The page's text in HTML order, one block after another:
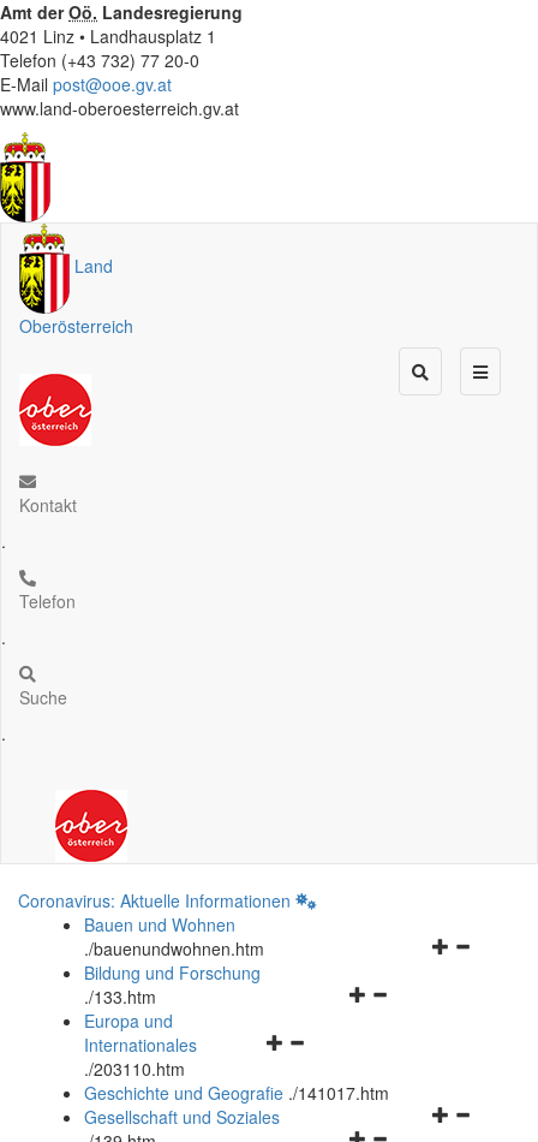
Amt derOö. Landesregierung
4021 Linz • Landhausplatz 1
Telefon (+43 732) 77 20-0
E-Mail post@ooe.gv.at
www.land-oberoesterreich.gv.at
Land
Oberösterreich
Kontakt
.
Telefon
.
Suche
.
Coronavirus: Aktuelle Informationen
Bauen und Wohnen
./bauenundwohnen.htm
Navigationsmenü
Bildung und Forschung
./133.htm
Navigationsmenü
und
schließen
Europa und
Internationales
./203110.htm
Geschichte und Geografie ./141017.htm
Navigationsmenü
Gesellschaft und Soziales